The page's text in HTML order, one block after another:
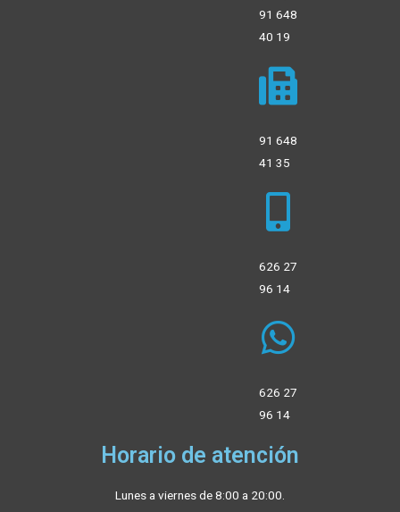
91 648
40 19
91 648
41 35
626 27
96 14
626 27
96 14
Horario de atención
Lunes a viernes de 8:00 a 20:00.